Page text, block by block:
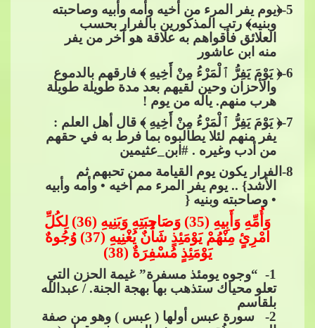
5-﴿يوم يفر المرء من أخيه وأمه وأبيه وصاحبته
وبنيه﴾ رتب المذكورين بالفرار بحسب
العلائق فأقواهم به علاقة هو آخر من يفر
منه ابن عاشور
6-﴿ يَوْمَ يَفِرُّ​​ ٱلْمَرْءُ مِنْ أَخِيهِ ﴾ فارقهم بالدموع
والأحزان وحين لقيهم بعد مدة طويلة طويلة
هرب ​​ منهم. ياله من يوم !
7-﴿ يَوْمَ يَفِرُّ​​ ٱلْمَرْءُ مِنْ أَخِيهِ ﴾ قال أهل العلم :
يفر منهم لئلا يطالبوه بما فرط به في حقهم
من أدب وغيره .​​ #ابن_عثيمين
8-الفرار يكون يوم القيامة ممن تحبهم ثم
الأشد} .. يوم يفر المرء مم أخيه • وأمه وأبيه
• وصاحبته وبنيه {
وَأُمِّهِ وَأَبِيهِ (35) وَصَاحِبَتِهِ وَبَنِيهِ (36) لِكُلِّ
امْرِ
ئٍ مِنْهُمْ يَوْمَئِذٍ شَأْنٌ يُغْنِيهِ (37) وُجُوهٌ
يَوْمَئِذٍ مُسْفِرَةٌ (38)
1- “وجوه يومئذ مسفرة” غيمة الحزن التي
تعلو محياك ستذهب بها بهجة الجنة. / عبدالله
بلقاسم
2- سورة عبس أولها ( عبس ) وهو من صفة